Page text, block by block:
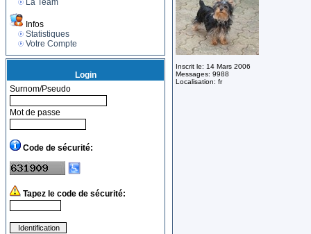
La Team
Infos
Statistiques
Votre Compte
Login
Surnom/Pseudo
Mot de passe
Code de sécurité:
Tapez le code de sécurité:
Inscrit le: 14 Mars 2006
Messages: 9988
Localisation: fr